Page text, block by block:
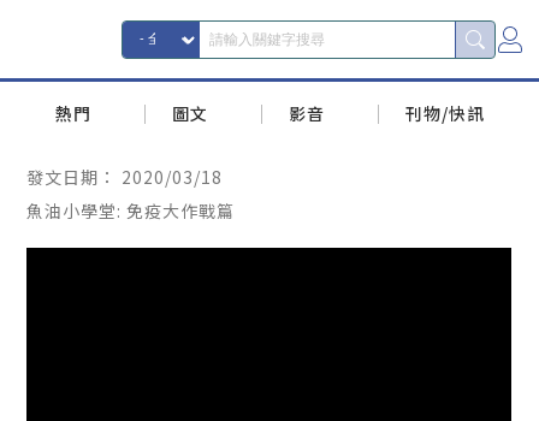
熱門 圖文 影音 刊物/快訊
發文日期： 2020/03/18
魚油小學堂: 免疫大作戰篇